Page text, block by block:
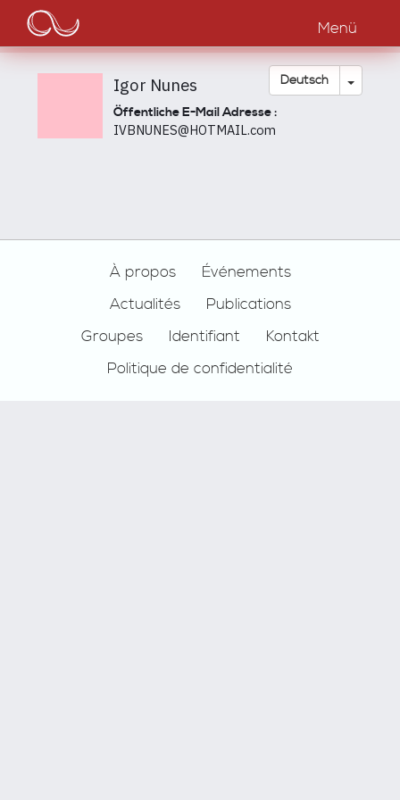
Direkt
Inhalt
Main
navigation
Menü
Deutsch
Igor Nunes
Öffentliche E-Mail Adresse :
IVBNUNES@HOTMAIL.com
À propos
Événements
Actualités
Publications
Groupes
Identifiant
Kontakt
Politique de confidentialité